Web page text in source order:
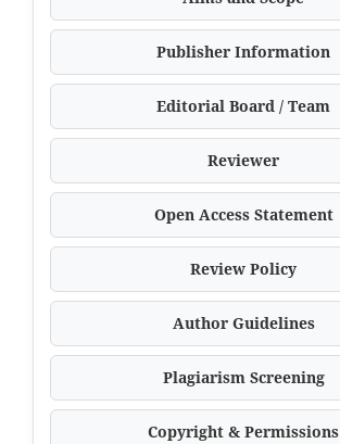
Publisher Information
Editorial Board / Team
Reviewer
Open Access Statement
Review Policy
Author Guidelines
Plagiarism Screening
Copyright & Permissions